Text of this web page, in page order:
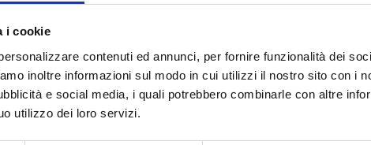
i cookie
contenuti ed annunci, per fornire funzionalità dei
inoltre informazioni sul modo in cui utilizzi il nostro sito con i
e social media, i quali potrebbero combinarle con altre
utilizzo dei loro servizi.
efficienza ed economicità con
una impostazione
radicalmente innovativa.”
Rosalia Brandi –